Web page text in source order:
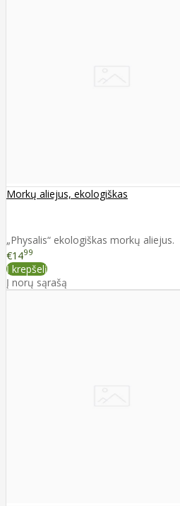
Morkų aliejus, ekologiškas
„Physalis“ ekologiškas morkų
€1499
Į krepšelį
Į norų sąrašą